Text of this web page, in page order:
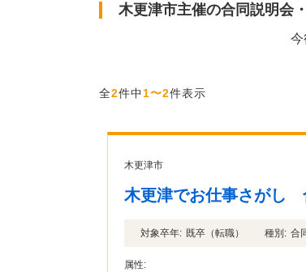
木更津市主催の合同説明会
今
全2件中1〜2件表示
木更津市
木更津でお仕事さがし
対象卒年: 既卒（転職） 種別: 合
属性: